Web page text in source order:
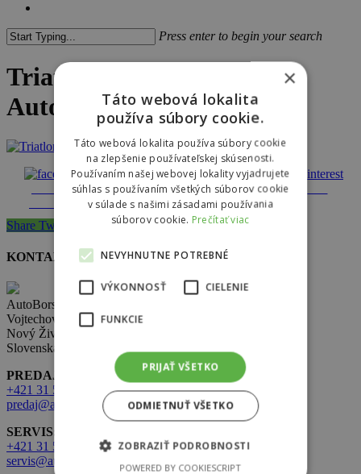
Press enter to begin your search
Search
Triatlon Velke ulany 2019
Autobors (9)
Share on
Tweet Follow us
Share Tweet Pin
KONTAKT
AutoBors s.r.o.
Vojtechovce 321,
Nový Život 930 38
Slovenská republika
PREDAJ:
+421 31 569 2 502
predaj@autobors.sk
SERVIS:
+421 31 569 1 080
servis@autobors.sk
×
Táto webová lokalita
používa súbory cookie.
Táto webová lokalita používa súbory cookie
na zlepšenie používateľskej skúsenosti.
Používaním našej webovej lokality vyjadrujete
súhlas s používaním všetkých súborov cookie
v súlade s našimi zásadami používania
súborov cookie. Prečítať viac
NEVYHNUTNE POTREBNÉ
VÝKONNOSŤ CIELENIE
FUNKCIE
PRIJAŤ VŠETKO
ODMIETNUŤ VŠETKO
ZOBRAZIŤ PODROBNOSTI
POWERED BY COOKIESCRIPT